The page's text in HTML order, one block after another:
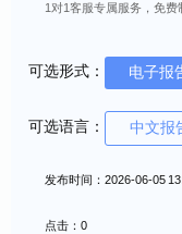
1对1客服专属服务，免
可选形式： 电子报
可选语言： 中文报
发布时间：2026-06-05
点击：0